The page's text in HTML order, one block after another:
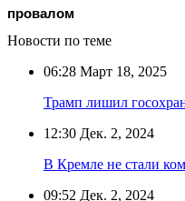
провалом
Новости по теме
06:28 Март 18, 2025
Трамп лишил
12:30 Дек. 2, 2024
В Кремле не стали
09:52 Дек. 2, 2024